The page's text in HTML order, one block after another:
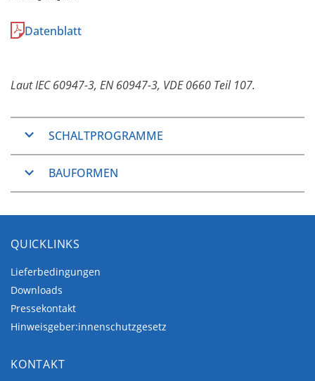
Datenblatt
Laut IEC 60947-3, EN 60947-3, VDE 0660 Teil 107.
SCHALTPROGRAMME
2, 3, 4, 6 und 8 Pole
3 und 4 Pole
BAUFORMEN
Einbauformen, welche einen großen
Anwendungsbereich abdecken. Sie werden in zwei
Hauptgruppen eingeteilt.
Vierlochbefestigungen
befestigt.
QUICKLINKS
Lieferbedingungen
Downloads
Pressekontakt
Hinweisgeber:innenschutzgesetz
KONTAKT